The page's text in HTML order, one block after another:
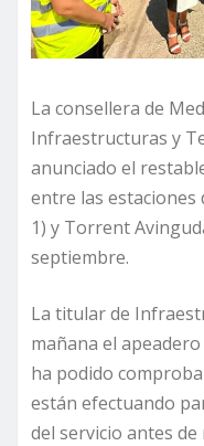
La consellera de
Infraestructuras y
anunciado el
entre las estaciones
1) y Torrent
septiembre.
La titular de
mañana el
ha podido
están efectuando
del servicio antes